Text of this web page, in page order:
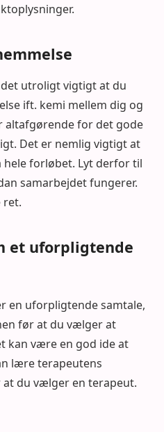
utroligt vigtigt at du
ift. kemi mellem dig og
altafgørende for det gode
Det er nemlig vigtigt at
forløbet. Lyt derfor til
samarbejdet fungerer.
ret.
et uforpligtende
en uforpligtende samtale,
før at du vælger at
kan være en god ide at
lære terapeutens
du vælger en terapeut.